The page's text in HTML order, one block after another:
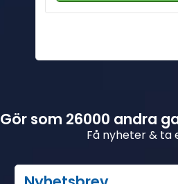
Gör som 26000 andra
Få nyheter &